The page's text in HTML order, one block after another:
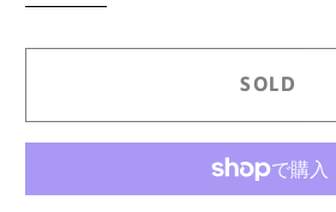
SOLD